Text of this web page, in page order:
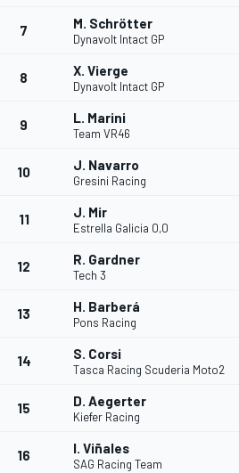
7 M. Schrötter
Dynavolt Intact GP
8 X. Vierge
Dynavolt Intact GP
9 L. Marini
Team VR46
10 J. Navarro
Gresini Racing
11 J. Mir
Estrella Galicia 0,0
12 R. Gardner
Tech 3
13 H. Barberá
Pons Racing
14 S. Corsi
Tasca Racing Scuderia Moto2
15 D. Aegerter
Kiefer Racing
16 I. Viñales
SAG Racing Team